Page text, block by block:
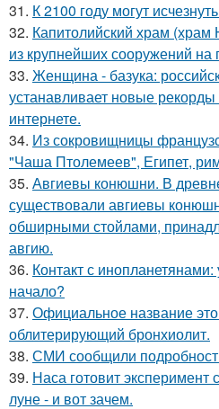
31. К 2100 году могут
32. Капитолийский храм
из крупнейших сооружений на
33. Женщина - базука:
устанавливает новые рекорды
интернете.
34. Из сокровищницы
"Чаша Птолемеев", Египет,
35. Авгиевы конюшни. В
существовали авгиевы
обширными стойлами,
авгию.
36. Контакт с
начало?
37. Официальное название
облитерирующий бронхиолит.
38. СМИ сообщили
39. Наса готовит
луне - и вот зачем.